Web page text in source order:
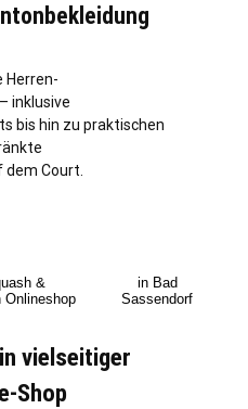
Herren-
inklusive
bis hin zu praktischen
Court.
&
Onlineshop
in Bad
Sassendorf
vielseitiger
Shop